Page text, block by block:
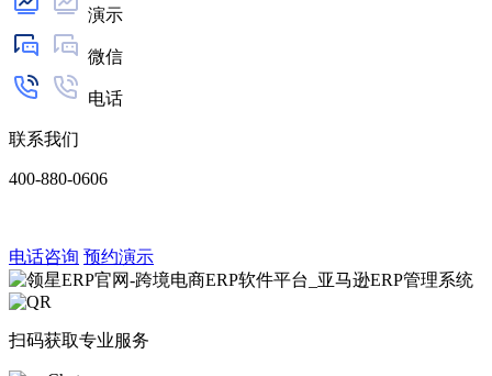
演示
微信
电话
联系我们
400-880-0606
电话咨询 预约演示
扫码获取专业服务